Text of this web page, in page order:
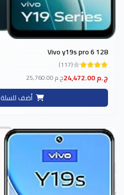
Vivo y19s pro 6 128
(117)
24,472.00 ج.م 25,760.00 ج.م
أضف للسلة